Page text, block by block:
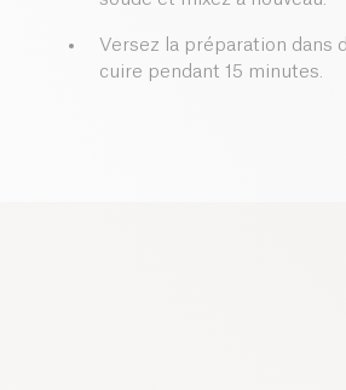
Versez la préparation dans
cuire pendant 15 minutes.